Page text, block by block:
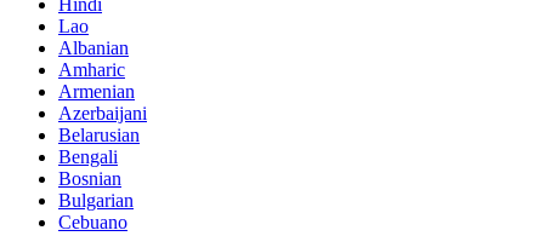
Hindi
Lao
Albanian
Amharic
Armenian
Azerbaijani
Belarusian
Bengali
Bosnian
Bulgarian
Cebuano